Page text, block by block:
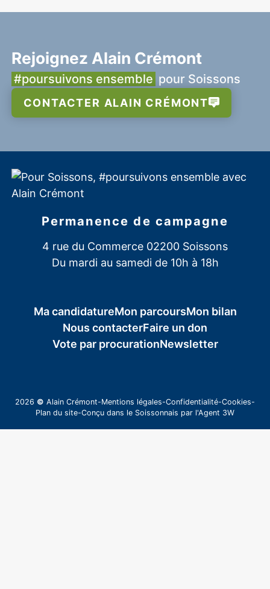
Rejoignez Alain Crémont
#poursuivons ensemble pour Soissons
CONTACTER ALAIN CRÉMONT
Permanence de campagne
4 rue du Commerce 02200 Soissons
Du mardi au samedi de 10h à 18h
Ma candidatureMon parcoursMon bilan
Nous contacterFaire un don
Vote par procurationNewsletter
2026 © Alain Crémont-Mentions légales-Confidentialité-Cookies-
Plan du site-Conçu dans le Soissonnais par l'Agent 3W